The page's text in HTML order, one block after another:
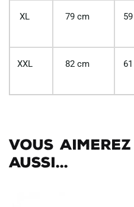
XL 79 cm
XXL 82 cm
Vous
aussi...